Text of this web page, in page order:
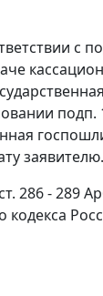
с
подп.
заявителю.
ст. 286 - 289
кодекса